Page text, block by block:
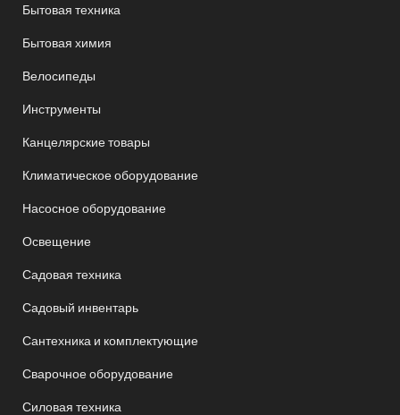
Бытовая техника
Бытовая химия
Велосипеды
Инструменты
Канцелярские товары
Климатическое оборудование
Насосное оборудование
Освещение
Садовая техника
Садовый инвентарь
Сантехника и комплектующие
Сварочное оборудование
Силовая техника